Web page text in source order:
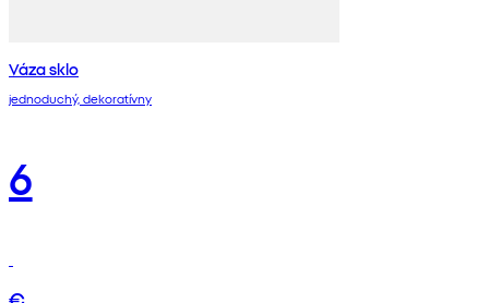
Váza sklo
jednoduchý, dekoratívny
6